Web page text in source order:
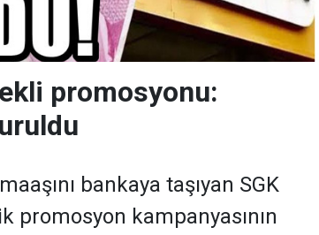
promosyonu:
bankaya taşıyan SGK
promosyon kampanyasının